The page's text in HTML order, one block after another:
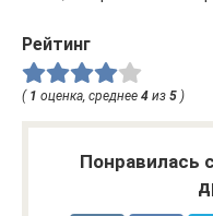
Рейтинг
( 1 оценка, среднее 4 из 5 )
Понравилась